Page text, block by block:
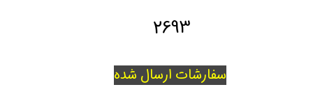
سفارشات ارسال شده
2693